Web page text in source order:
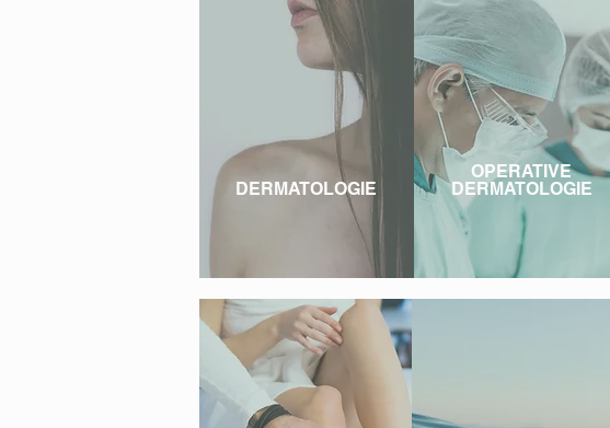
DERMATOLOGIE
OPERATIVE
DERMATOLOGIE